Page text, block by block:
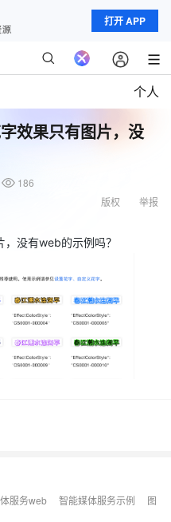
打开 APP
个人
效果只有图片，没
186
举报
版权
没有web的示例吗？
服务web 智能媒体服务示例
图